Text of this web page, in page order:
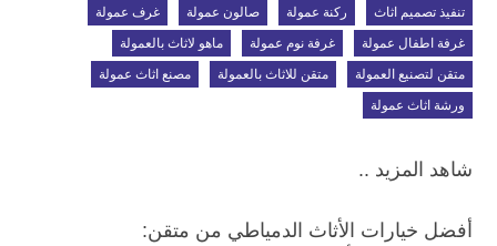
تنفيذ تصميم اثاث
ركنة عمولة صالون عمولة
غرف عمولة
غرفة اطفال عمولة
غرفة نوم عمولة
ماهو لاثاث بالعمولة
متقن لتصنيع العمولة
متقن للاثاث بالعمولة
مصنع اثاث عمولة
ورشة اثاث عمولة
شاهد المزيد ..
أفضل خيارات الأثاث الدمياطي من متقن: